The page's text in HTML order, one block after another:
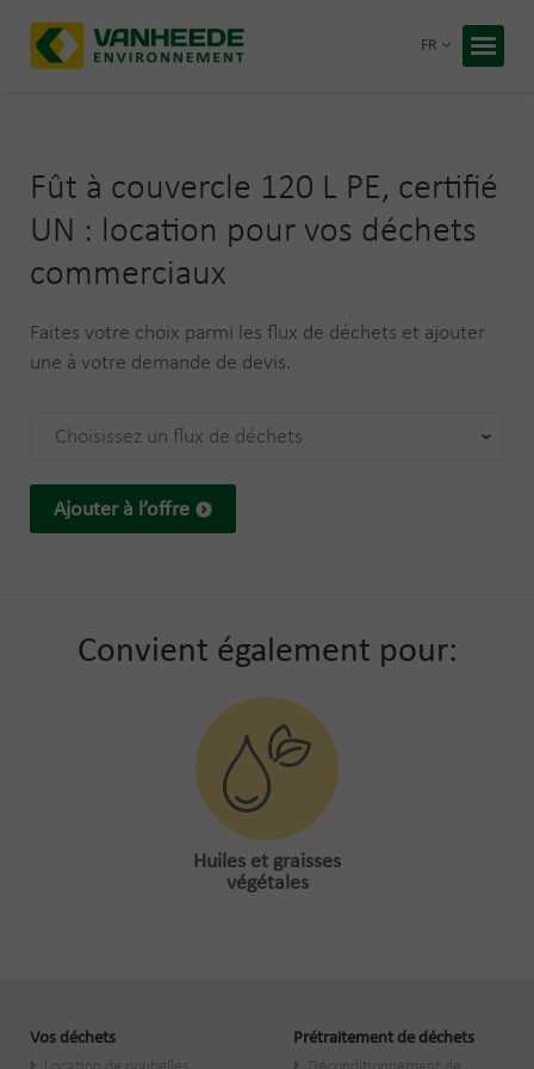
Notre
Retour
FR
Fût à couvercle 120 L PE, certifié
UN : location pour vos déchets
commerciaux
Faites votre choix parmi les flux de déchets et ajouter
une à votre demande de devis.
Choisissez un flux de déchets
Ajouter à l’offre
Convient également pour:
Huiles et graisses
végétales
Vos déchets
Prétraitement de déchets